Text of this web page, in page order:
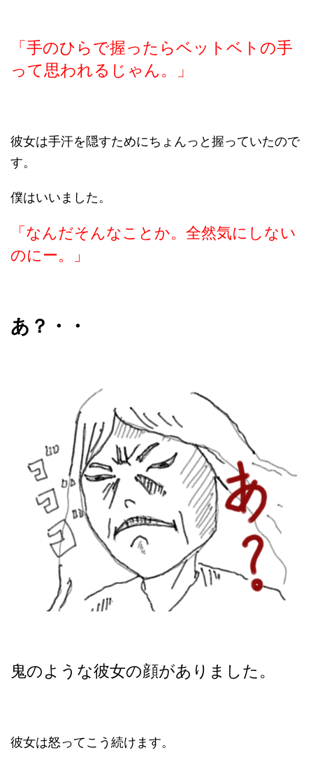
「手のひらで握ったらベットベトの手
って思われるじゃん。」
彼女は手汗を隠すためにちょんっと握っていたので
す。
僕はいいました。
「なんだそんなことか。全然気にしない
のにー。」
あ？・・
鬼のような彼女の顔がありました。
彼女は怒ってこう続けます。